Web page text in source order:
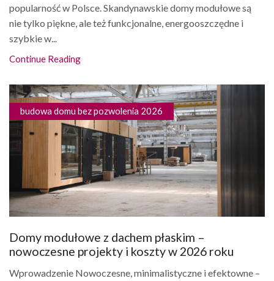
popularność w Polsce. Skandynawskie domy modułowe są
nie tylko piękne, ale też funkcjonalne, energooszczędne i
szybkie w...
Continue Reading
budowa domu bez pozwolenia 2026
Domy modułowe z dachem płaskim –
nowoczesne projekty i koszty w 2026 roku
Wprowadzenie Nowoczesne, minimalistyczne i efektowne –